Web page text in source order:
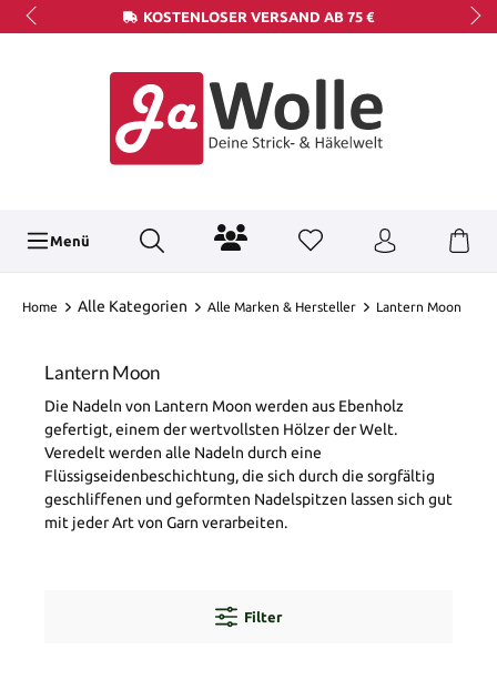
KOSTENLOSER VERSAND AB 75 €
Menü
Home Alle Kategorien Alle Marken & Hersteller Lantern Moon
Lantern Moon
Die Nadeln von Lantern Moon werden aus Ebenholz
gefertigt, einem der wertvollsten Hölzer der Welt.
Veredelt werden alle Nadeln durch eine
Flüssigseidenbeschichtung, die sich durch die sorgfältig
geschliffenen und geformten Nadelspitzen lassen sich gut
mit jeder Art von Garn verarbeiten.
Filter